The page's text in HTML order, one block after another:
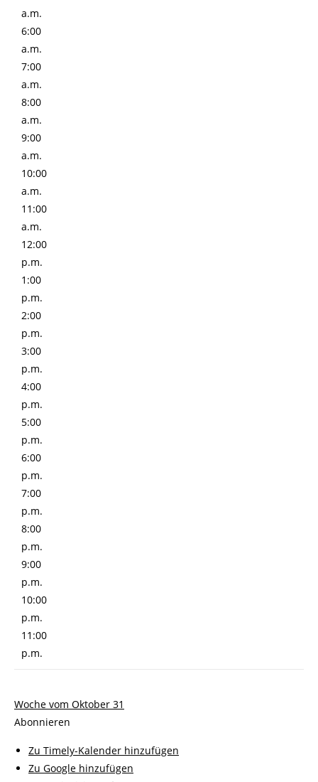
a.m.
6:00
a.m.
7:00
a.m.
8:00
a.m.
9:00
a.m.
10:00
a.m.
11:00
a.m.
12:00
p.m.
1:00
p.m.
2:00
p.m.
3:00
p.m.
4:00
p.m.
5:00
p.m.
6:00
p.m.
7:00
p.m.
8:00
p.m.
9:00
p.m.
10:00
p.m.
11:00
p.m.
Woche vom Oktober 31
Abonnieren
Zu Timely-Kalender hinzufügen
Zu Google hinzufügen